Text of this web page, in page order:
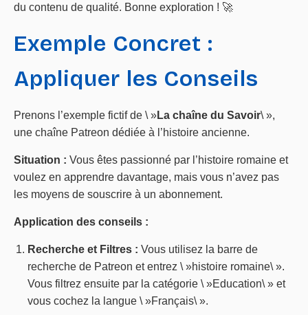
du contenu de qualité. Bonne exploration ! 🚀
Exemple Concret :
Appliquer les Conseils
Prenons l’exemple fictif de \ »La chaîne du Savoir\ »,
une chaîne Patreon dédiée à l’histoire ancienne.
Situation : Vous êtes passionné par l’histoire romaine et
voulez en apprendre davantage, mais vous n’avez pas
les moyens de souscrire à un abonnement.
Application des conseils :
Recherche et Filtres : Vous utilisez la barre de
recherche de Patreon et entrez \ »histoire romaine\ ».
Vous filtrez ensuite par la catégorie \ »Education\ » et
vous cochez la langue \ »Français\ ».